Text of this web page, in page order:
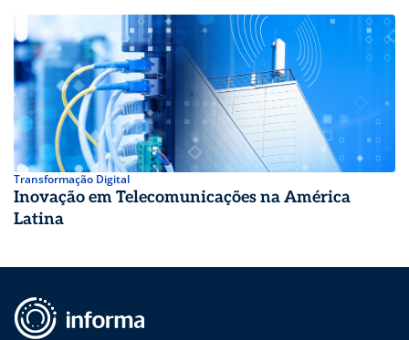
Transformação Digital
Inovação em Telecomunicações na América
Latina